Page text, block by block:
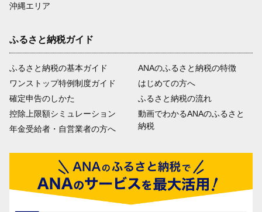
沖縄エリア
ふるさと納税ガイド
ふるさと納税の基本ガイド
ワンストップ特例制度ガイド
確定申告のしかた
控除上限額シミュレーション
年金受給者・自営業者の方へ
ANAのふるさと納税の特徴
はじめての方へ
ふるさと納税の流れ
動画でわかるANAのふるさと
納税